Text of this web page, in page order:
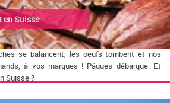
en Suisse
se balancent, les oeufs tombent et nos
à vos marques ! Pâques débarque. Et
Suisse ?